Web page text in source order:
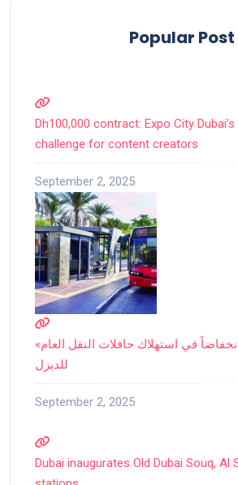
Popular Post
Dh100,000 contract: Expo City
challenge for content creators
September 2, 2025
«طرق دبي»: 33% انخفاضاً في استهلاك حافلات النقل العام
للديزل
September 2, 2025
Dubai inaugurates Old Dubai Souq, Al